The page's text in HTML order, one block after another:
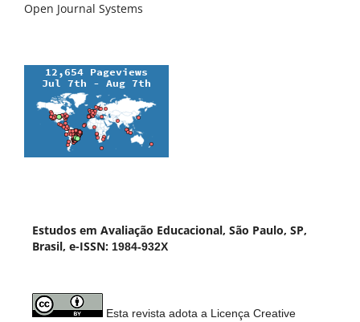
Open Journal Systems
Estudos em Avaliação Educacional, São Paulo, SP,
Brasil, e-ISSN: 1984-932X
Esta revista adota a Licença Creative